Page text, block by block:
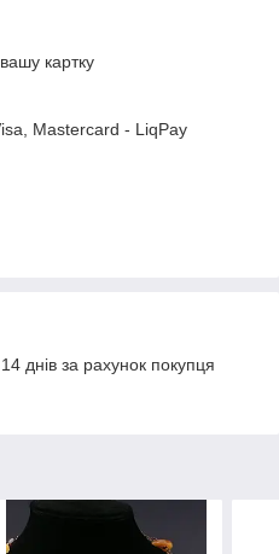
картку
Mastercard - LiqPay
днів за рахунок покупця